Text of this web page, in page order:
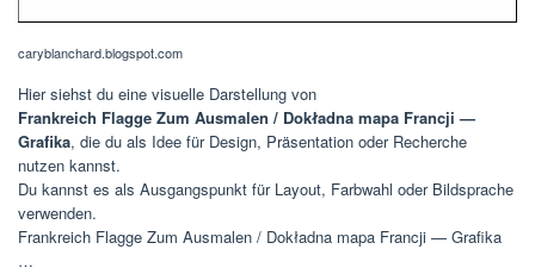
caryblanchard.blogspot.com
Hier siehst du eine visuelle Darstellung von
Frankreich Flagge Zum Ausmalen / Dokładna mapa Francji —
Grafika, die du als Idee für Design, Präsentation oder Recherche
nutzen kannst.
Du kannst es als Ausgangspunkt für Layout, Farbwahl oder Bildsprache
verwenden.
Frankreich Flagge Zum Ausmalen / Dokładna mapa Francji — Grafika
…